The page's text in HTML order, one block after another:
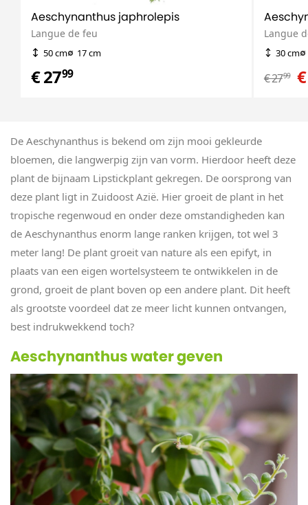
Aeschynanthus japhrolepis
Langue de feu
50 cm 17 cm
€ 2799
Langue
30 cm
€ 2799
De Aeschynanthus is bekend om zijn mooi gekleurde
bloemen, die langwerpig zijn van vorm. Hierdoor heeft deze
plant de bijnaam Lipstickplant gekregen. De oorsprong van
deze plant ligt in Zuidoost Azië. Hier groeit de plant in het
tropische regenwoud en onder deze omstandigheden kan
de Aeschynanthus enorm lange ranken krijgen, tot wel 3
meter lang! De plant groeit van nature als een epifyt, in
plaats van een eigen wortelsysteem te ontwikkelen in de
grond, groeit de plant boven op een andere plant. Dit heeft
als grootste voordeel dat ze meer licht kunnen ontvangen,
best indrukwekkend toch?
Aeschynanthus water geven